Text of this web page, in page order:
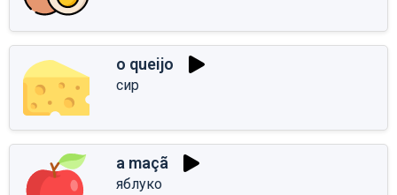
o queijo
сир
a maçã
яблуко